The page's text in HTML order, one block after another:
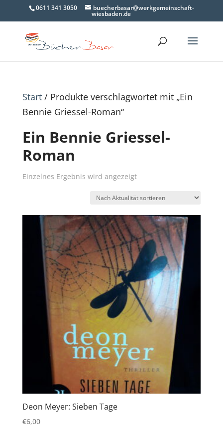
0611 341 3050 buecherbasar@werkgemeinschaft-
wiesbaden.de
Start/ Produkte verschlagwortet mit „Ein
Bennie Griessel-Roman“
Ein Bennie Griessel-
Roman
Einzelnes Ergebnis wird angezeigt
Deon Meyer: Sieben Tage
€6,00